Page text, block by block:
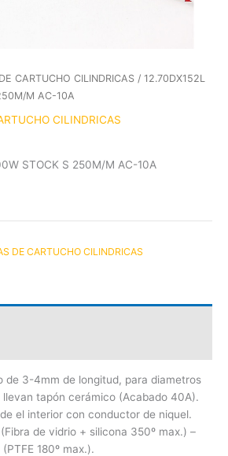
CARTUCHO CILINDRICAS / 12.70DX152L
M AC-10A
CILINDRICAS
STOCK S 250M/M AC-10A
DE CARTUCHO CILINDRICAS
de 3-4mm de longitud, para diametros
tapón cerámico (Acabado 40A).
el interior con conductor de niquel.
de vidrio + silicona 350º max.) –
180º max.).